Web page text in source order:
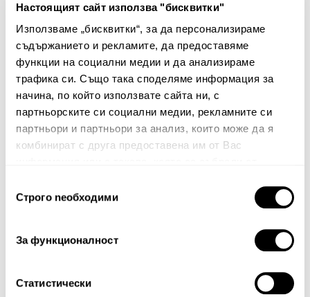
Настоящият сайт използва "бисквитки"
Използваме „бисквитки“, за да персонализираме
съдържанието и рекламите, да предоставяме
функции на социални медии и да анализираме
трафика си. Също така споделяме информация за
начина, по който използвате сайта ни, с
партньорските си социални медии, рекламните си
партньори и партньори за анализ, които може да я
комбинират с друга предоставена им от Вас
наСтрого nеобходими
За функционалност
Статистически
Покривка Clau
48.00€ 93.88лв.
24.00€ 46.94лв.
Бюлетин
Абонирайте се сега, за да сте в крак с
нашите новини и ексклузивни оферти.
Абонирай